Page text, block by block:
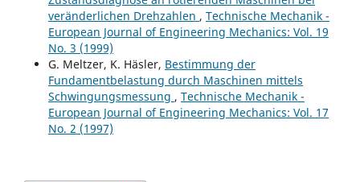
veränderlichen Drehzahlen , Technische Mechanik -
European Journal of Engineering Mechanics: Vol. 19
No. 3 (1999)
G. Meltzer, K. Häsler, Bestimmung der
Fundamentbelastung durch Maschinen mittels
Schwingungsmessung , Technische Mechanik -
European Journal of Engineering Mechanics: Vol. 17
No. 2 (1997)